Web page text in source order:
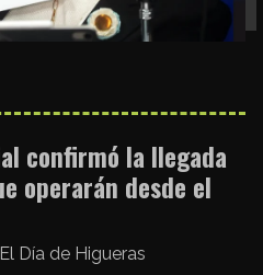
confirmó la llegada
operarán desde el
Día de Higueras